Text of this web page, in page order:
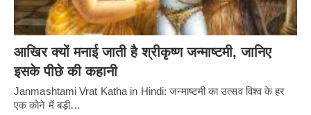
आखिर क्यों मनाई जाती है श्रीकृष्ण जन्माष्टमी, जानिए
इसके पीछे की कहानी
Janmashtami Vrat Katha in Hindi: जन्माष्टमी का उत्सव विश्व के हर
एक कोने में बड़ी…